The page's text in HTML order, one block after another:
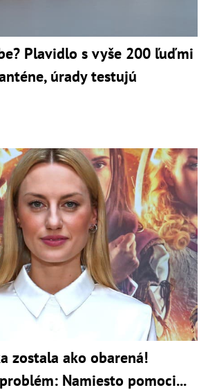
Plavidlo s vyše 200 ľuďmi
úrady testujú
zostala ako obarená!
Namiesto pomoci...